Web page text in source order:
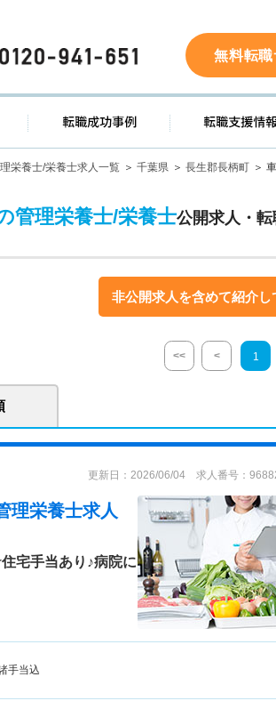
0120-941-651 無料転
求人検索 転職成功事例
栄養士/栄養士求人一覧 千葉県 長生郡長柄町
管理栄養士/栄養士公開求人・
非公開求人を含めて紹介し
<< < 1
更新日：2026/06/04 求人番号：
理栄養士求人
宅手当あり♪病院に
手当込